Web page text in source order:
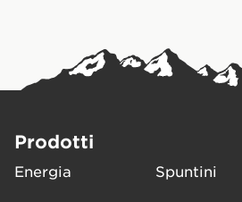
Prodotti
Energia Spuntini